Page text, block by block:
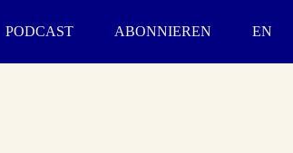
PODCAST ABONNIEREN EN